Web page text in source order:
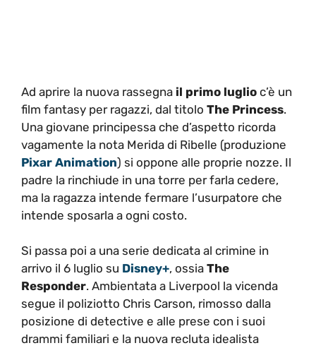
Ad aprire la nuova rassegna il primo luglio c’è un
film fantasy per ragazzi, dal titolo The Princess.
Una giovane principessa che d’aspetto ricorda
vagamente la nota Merida di Ribelle (produzione
Pixar Animation) si oppone alle proprie nozze. Il
padre la rinchiude in una torre per farla cedere,
ma la ragazza intende fermare l’usurpatore che
intende sposarla a ogni costo.
Si passa poi a una serie dedicata al crimine in
arrivo il 6 luglio su Disney+, ossia The
Responder. Ambientata a Liverpool la vicenda
segue il poliziotto Chris Carson, rimosso dalla
posizione di detective e alle prese con i suoi
drammi familiari e la nuova recluta idealista